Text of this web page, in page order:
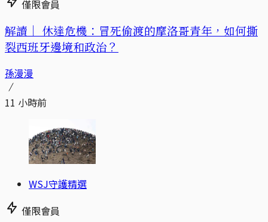
僅限會員
解讀｜ 休達危機：冒死偷渡的摩洛哥青年，如何撕
裂西班牙邊境和政治？
孫漫漫
11 小時前
WSJ守護精選
僅限會員